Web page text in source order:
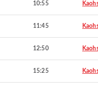
10:55
11:45
12:50
15:25